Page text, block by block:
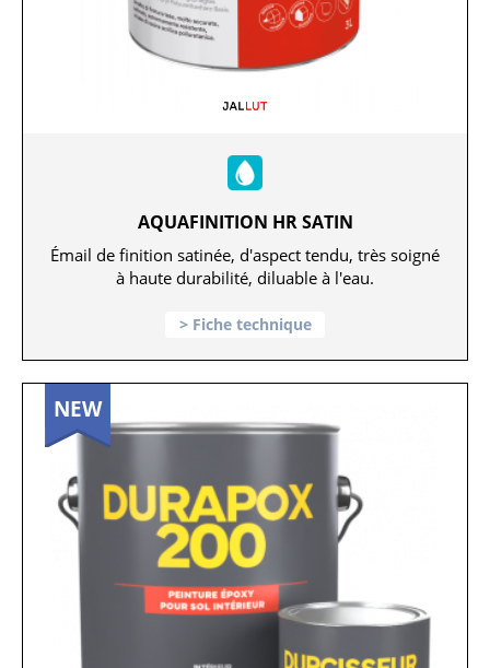
AQUAFINITION HR SATIN
Émail de finition satinée, d'aspect tendu, très soigné
à haute durabilité, diluable à l'eau.
Fiche technique
NEW